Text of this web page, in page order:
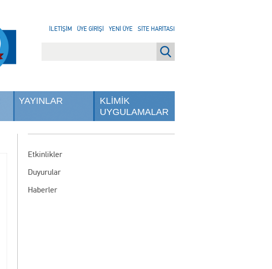
YAYINLAR
KLİMİK
UYGULAMALAR
İLETİŞİM ÜYE GİRİŞİ YENİ ÜYE SİTE HARİTASI
Etkinlikler
Duyurular
Haberler